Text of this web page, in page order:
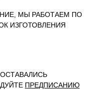
МЫ РАБОТАЕМ ПО
ИЗГОТОВЛЕНИЯ
ПРЕДПИСАНИЮ